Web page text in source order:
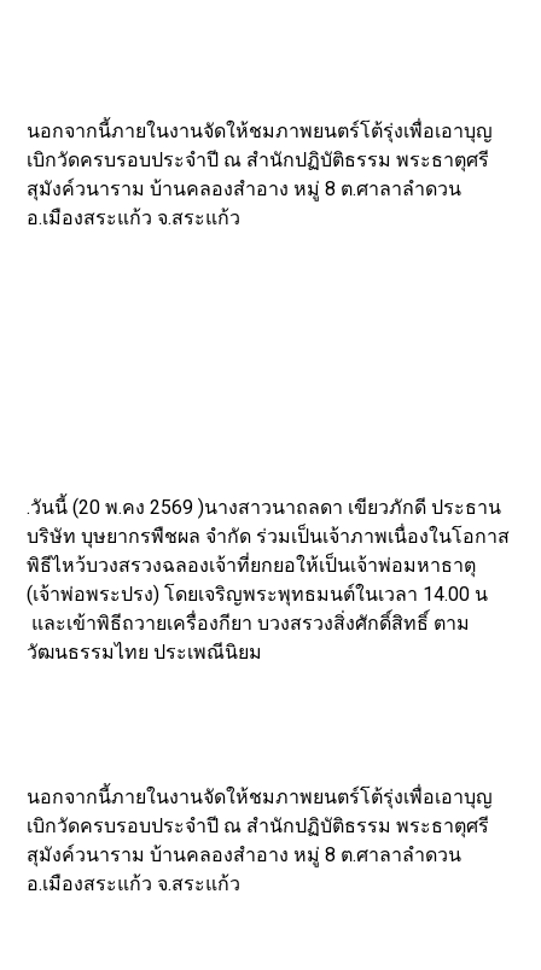
นอกจากนี้ภายในงานจัดให้ชมภาพยนตร์โต้รุ่งเพื่อเอาบุญ
เบิกวัดครบรอบประจำปี ณ สำนักปฏิบัติธรรม พระธาตุศรี
สุมังค์วนาราม บ้านคลองสำอาง หมู่ 8 ต.ศาลาลำดวน
อ.เมืองสระแก้ว จ.สระแก้ว
.วันนี้ (20 พ.คง 2569 )นางสาวนาถลดา เขียวภักดี ประธาน
บริษัท บุษยากรพืชผล จำกัด ร่วมเป็นเจ้าภาพเนื่องในโอกาส
พิธีไหว้บวงสรวงฉลองเจ้าที่ยกยอให้เป็นเจ้าพ่อมหาธาตุ
(เจ้าพ่อพระปรง) โดยเจริญพระพุทธมนต์ในเวลา 14.00 น
และเข้าพิธีถวายเครื่องกียา บวงสรวงสิ่งศักดิ์สิทธิ์ ตาม
วัฒนธรรมไทย ประเพณีนิยม
นอกจากนี้ภายในงานจัดให้ชมภาพยนตร์โต้รุ่งเพื่อเอาบุญ
เบิกวัดครบรอบประจำปี ณ สำนักปฏิบัติธรรม พระธาตุศรี
สุมังค์วนาราม บ้านคลองสำอาง หมู่ 8 ต.ศาลาลำดวน
อ.เมืองสระแก้ว จ.สระแก้ว